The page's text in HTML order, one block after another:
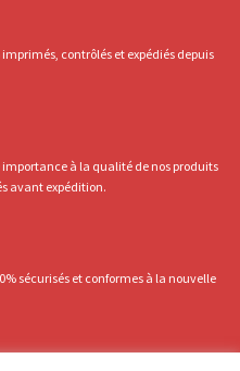
contrôlés et expédiés depuis
à la qualité de nos produits
avant expédition.
sécurisés et conformes à la nouvelle